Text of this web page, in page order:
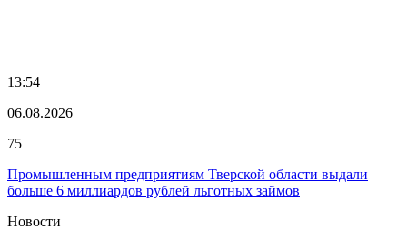
13:54
06.08.2026
75
Промышленным предприятиям Тверской области выдали
больше 6 миллиардов рублей льготных займов
Новости